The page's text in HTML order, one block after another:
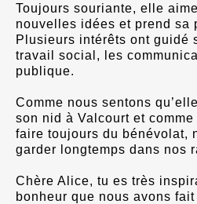
Toujours souriante, elle
nouvelles idées et prend sa
Plusieurs intérêts ont guidé
travail social, les
publique.
Comme nous sentons
son nid à Valcourt et
faire toujours du bénévolat,
garder longtemps dans nos
Chère Alice, tu es très
bonheur que nous avons